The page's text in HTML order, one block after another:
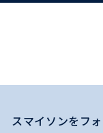
スマイソンをフ